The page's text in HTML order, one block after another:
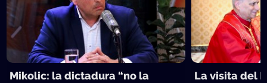
Mikolic: la dictadura “no la
La visita del